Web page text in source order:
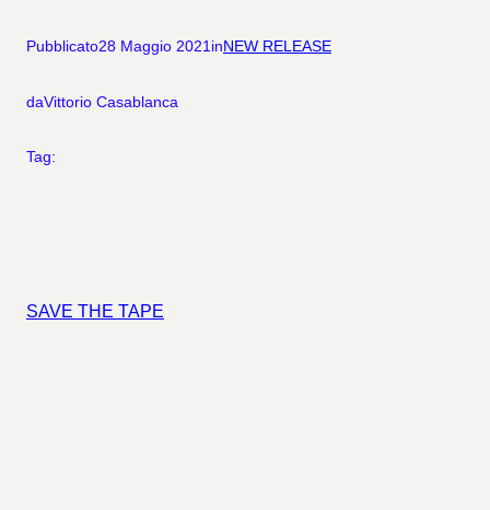
Pubblicato28 Maggio 2021 inNEW RELEASE
daVittorio Casablanca
Tag:
SAVE THE TAPE